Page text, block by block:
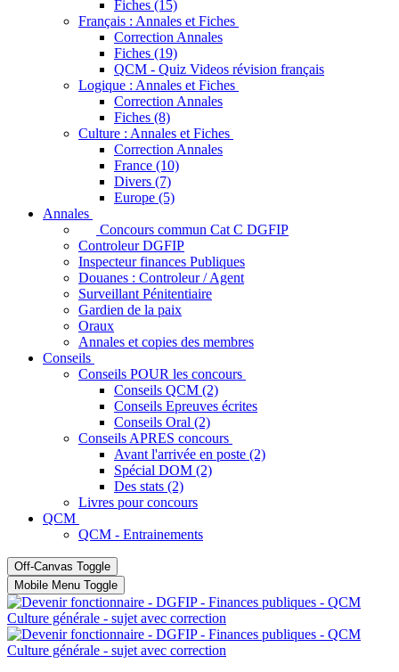
Fiches (15)
Français : Annales et Fiches
Correction Annales
Fiches (19)
QCM - Quiz Videos révision français
Logique : Annales et Fiches
Correction Annales
Fiches (8)
Culture : Annales et Fiches
Correction Annales
France (10)
Divers (7)
Europe (5)
Annales
Concours commun Cat C DGFIP
Controleur DGFIP
Inspecteur finances Publiques
Douanes : Controleur / Agent
Surveillant Pénitentiaire
Gardien de la paix
Oraux
Annales et copies des membres
Conseils
Conseils POUR les concours
Conseils QCM (2)
Conseils Epreuves écrites
Conseils Oral (2)
Conseils APRES concours
Avant l'arrivée en poste (2)
Spécial DOM (2)
Des stats (2)
Livres pour concours
QCM
QCM - Entrainements
Off-Canvas Toggle
Mobile Menu Toggle